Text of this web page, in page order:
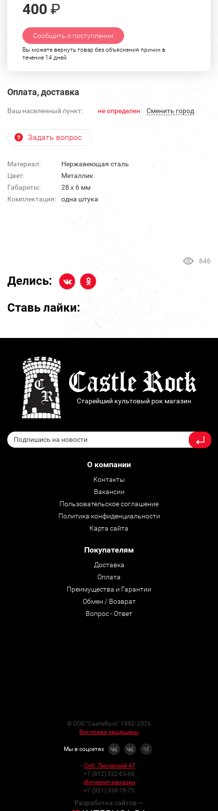
400 ₽
Сообщить о поступлении
Вы можете вернуть товар без объяснения причин в
течение 14 дней
Оплата, доставка
Ваш населенный пункт: не определен Cменить город
Задать вопрос
Материал:
Нержавеющая сталь
Цвет:
Металлик
Габариты:
28 х 6 мм
Комплектация:
одна штука
846
Делись:
Ставь лайки:
Старейший культовый рок магазин
О компании
Контакты
Вакансии
Пользовательское соглашение
Политика конфиденциальности
Карта сайта
Покупателям
Доставка
Оплата
Преимущества и Гарантии
Обмен / Возврат
Вопрос - Ответ
© ООО "CastleRock" 1992- 2026
Все права защищены
Мы в соцсетях
- Спб. Лиговский 47:
+7 (812) 322-65-68
- Интернет-магазин:
+7 (921) 938-78-75
Разработка сайтов —